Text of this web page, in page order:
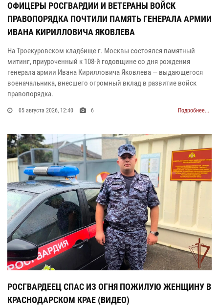
ОФИЦЕРЫ РОСГВАРДИИ И ВЕТЕРАНЫ ВОЙСК
ПРАВОПОРЯДКА ПОЧТИЛИ ПАМЯТЬ ГЕНЕРАЛА АРМИИ
ИВАНА КИРИЛЛОВИЧА ЯКОВЛЕВА
На Троекуровском кладбище г. Москвы состоялся памятный
митинг, приуроченный к 108-й годовщине со дня рождения
генерала армии Ивана Кирилловича Яковлева — выдающегося
военачальника, внесшего огромный вклад в развитие войск
правопорядка.
05 августа 2026, 12:40 6 Подробнее...
РОСГВАРДЕЕЦ СПАС ИЗ ОГНЯ ПОЖИЛУЮ ЖЕНЩИНУ В
КРАСНОДАРСКОМ КРАЕ (ВИДЕО)